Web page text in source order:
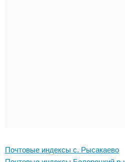
Почтовые индексы с. Рысакаево